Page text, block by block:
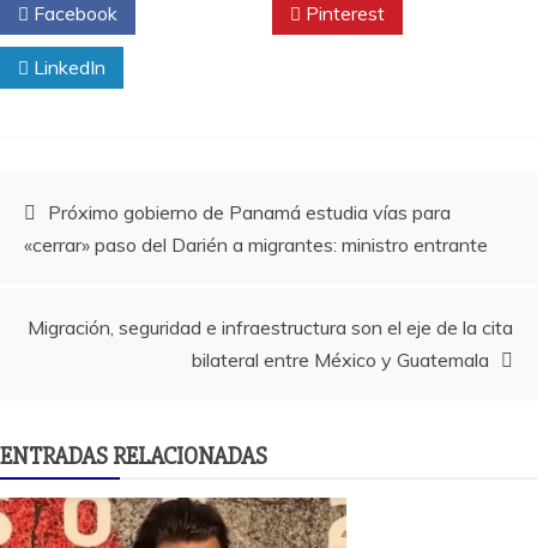
Facebook Pinterest
LinkedIn
Navegación
de
entradas
Próximo gobierno de Panamá estudia vías para
«cerrar» paso del Darién a migrantes: ministro entrante
Migración, seguridad e infraestructura son el eje de la cita
bilateral entre México y Guatemala
ENTRADAS RELACIONADAS